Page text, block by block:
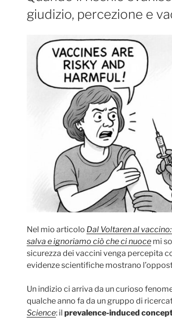
giudizio, percezione e
Nel mio articolo Dal Voltaren al
salva e ignoriamo ciò che ci nuoce mi
sicurezza dei vaccini venga percepita
evidenze scientifiche mostrano
Un indizio ci arriva da un curioso
qualche anno fa da un gruppo di
Science: il prevalence-induced